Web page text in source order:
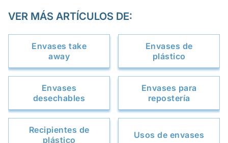
VER MÁS ARTÍCULOS DE:
Envases take
away
Envases de
plástico
Envases
desechables
Envases para
repostería
Recipientes de
plástico
Usos de envases